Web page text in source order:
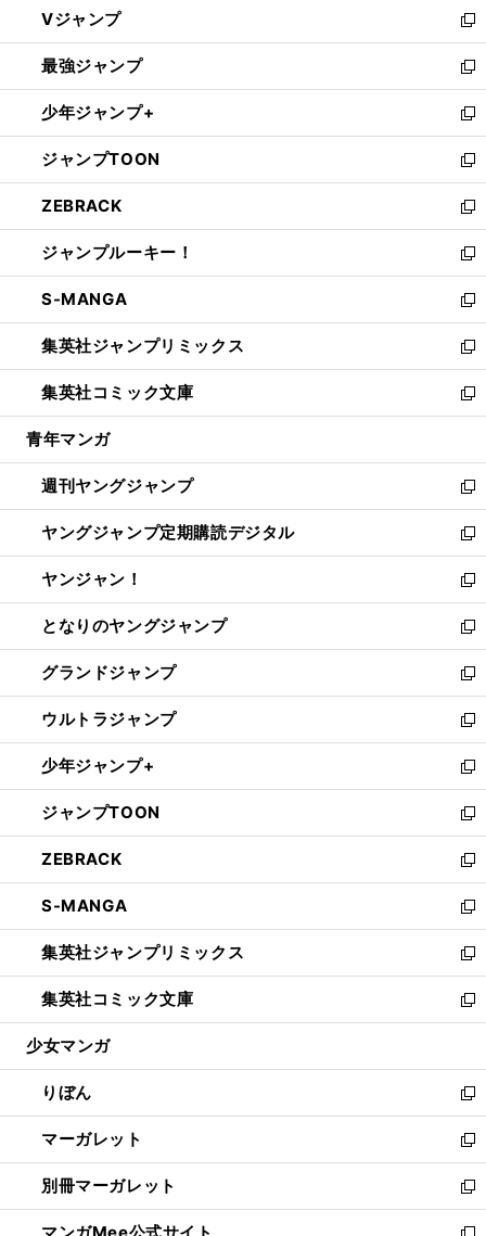
ィ
ン
ド
ウ
で
開
く
い
ウ
ィ
ン
ド
ウ
で
開
く
Vジャンプ
新
し
い
ウ
ィ
ン
ド
ウ
で
開
く
最強ジャンプ
新
し
い
ウ
ィ
ン
ド
ウ
で
開
く
少年ジャンプ+
新
し
い
ウ
ィ
ン
ド
ウ
で
開
く
ジャンプTOON
新
し
い
ウ
ィ
ン
ド
ウ
で
開
く
ZEBRACK
新
し
い
ウ
ィ
ン
ド
ウ
で
開
ジャンプルーキー！
新
し
い
ウ
ィ
ン
ド
ウ
開
く
S-MANGA
新
し
い
ウ
ィ
ン
ウ
で
開
く
集英社ジャンプリミックス
新
し
い
ウ
ン
ド
ウ
で
開
く
集英社コミック文庫
新
し
ウ
ィ
ン
ド
ウ
で
開
く
青年マンガ
週刊ヤングジャンプ
新
し
い
ウ
ィ
ン
ド
ウ
で
開
く
ヤングジャンプ定期購読デジタル
新
し
い
ウ
ィ
ン
ド
ウ
で
開
く
ヤンジャン！
新
し
い
ウ
ィ
ン
ド
ウ
で
開
く
となりのヤングジャンプ
新
し
い
ウ
ィ
ン
ド
ウ
で
開
く
グランドジャンプ
新
し
い
ウ
ィ
ン
ド
ウ
で
開
く
ウルトラジャンプ
新
し
い
ウ
ィ
ン
ド
ウ
で
開
く
少年ジャンプ+
新
し
い
ウ
ィ
ン
ド
ウ
で
開
く
ジャンプTOON
新
し
い
ウ
ィ
ン
ド
ウ
で
開
ZEBRACK
新
し
い
ウ
ィ
ン
ド
ウ
開
く
S-MANGA
新
し
い
ウ
ィ
ン
ウ
で
開
く
集英社ジャンプリミックス
新
し
い
ウ
ン
ド
ウ
で
開
く
集英社コミック文庫
新
し
ウ
ィ
ン
ド
ウ
で
開
く
少女マンガ
りぼん
新
し
い
ウ
ィ
ン
マーガレット
新
し
い
ウ
別冊マーガレット
新
し